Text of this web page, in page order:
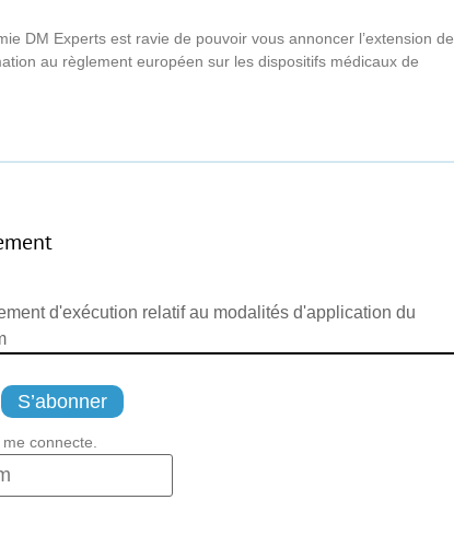
DM Experts est ravie de pouvoir vous annoncer l’extension de
au règlement européen sur les dispositifs médicaux de
d'exécution relatif au modalités d'application du
S’abonner
connecte.